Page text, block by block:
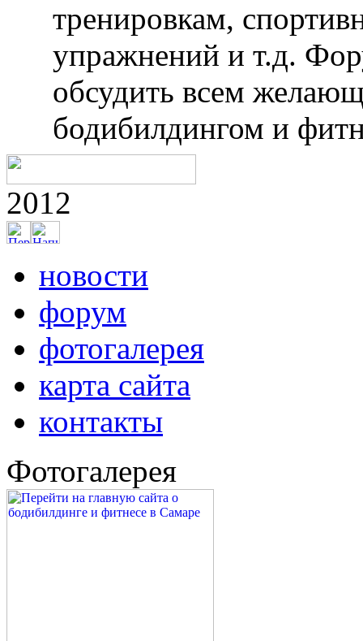
тренировкам,
упражнений и т.д.
обсудить всем
бодибилдингом и
2012
новости
форум
фотогалерея
карта сайта
контакты
Фотогалерея